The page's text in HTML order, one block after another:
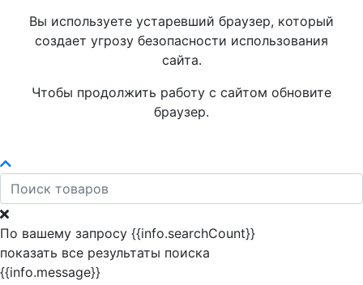
Вы используете устаревший браузер, который
создает угрозу безопасности использования
сайта.
Чтобы продолжить работу с сайтом обновите
браузер.
По вашему запросу {{info.searchCount}}
показать все результаты поиска
{{info.message}}